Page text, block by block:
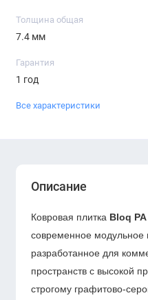
Толщина общая
7.4 мм
Гарантия
1 год
Все характеристики
Описание
Ковровая плитка Bloq
современное модульное
разработанное для
пространств с высокой
строгому графитово-